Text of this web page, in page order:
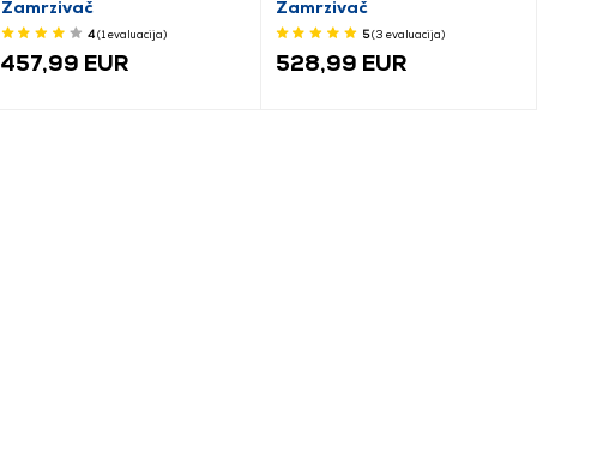
Zamrzivač
4(1 evaluacija)
457,99 EUR
Zamrzivač
5(3 evaluacija)
528,99 EUR